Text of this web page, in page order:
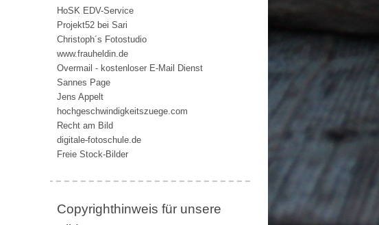
HoSK EDV-Service
Projekt52 bei Sari
Christoph´s Fotostudio
www.frauheldin.de
Overmail - kostenloser E-Mail Dienst
Sannes Page
Jens Appelt
hochgeschwindigkeitszuege.com
Recht am Bild
digitale-fotoschule.de
Freie Stock-Bilder
Copyrighthinweis für unsere